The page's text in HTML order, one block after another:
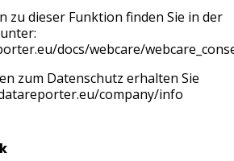
zu dieser Funktion finden Sie in der
docs/webcare/
zum Datenschutz erhalten Sie
company/info